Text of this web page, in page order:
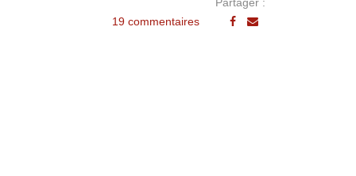
19 commentaires